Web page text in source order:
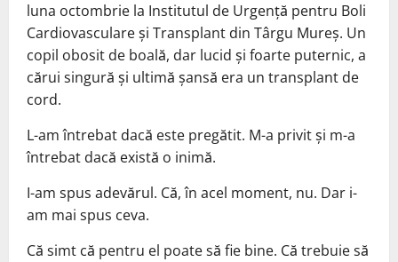
luna octombrie la Institutul de Urgență pentru Boli
Cardiovasculare și Transplant din Târgu Mureș. Un
copil obosit de boală, dar lucid și foarte puternic, a
cărui singură și ultimă șansă era un transplant de
cord.
L-am întrebat dacă este pregătit. M-a privit și m-a
întrebat dacă există o inimă.
I-am spus adevărul. Că, în acel moment, nu. Dar i-
am mai spus ceva.
Că simt că pentru el poate să fie bine. Că trebuie să